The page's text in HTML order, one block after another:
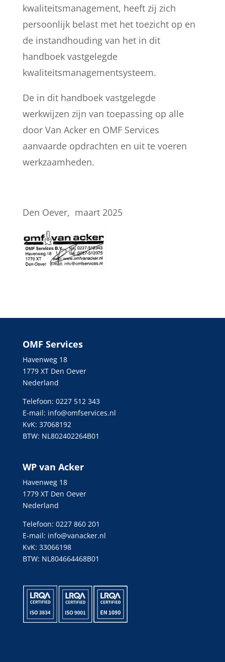
kwaliteitsmanagement, heeft zij zich
persoonlijk belast met het toezicht op en
de instandhouding van het in dit
handboek vastgelegde
kwaliteitsmanagementsysteem.
De in dit handboek vastgelegde
werkwijzen zijn van toepassing op alle
door Van Acker en OMF Services
aanvaarde opdrachten en uit te voeren
werkzaamheden.
Den Oever, maart 2025
OMF Services
Havenweg 18
1779 XT Den Oever
Nederland
Telefoon: 0227 512 343
E-mail: info@omfservices.nl
KvK: 37068192
BTW: NL802402264B01
WP van Acker
Havenweg 18
1779 XT Den Oever
Nederland
Telefoon: 0227 860 201
E-mail: info@vanacker.nl
KvK: 33066198
BTW: NL804664468B01